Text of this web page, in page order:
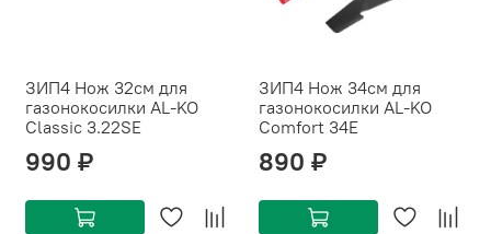
ЗИП4 Нож 32см для
газонокосилки AL-KO
Classic 3.22SE
990 ₽
ЗИП4 Нож 34см для
газонокосилки AL-KO
Comfort 34Е
890 ₽